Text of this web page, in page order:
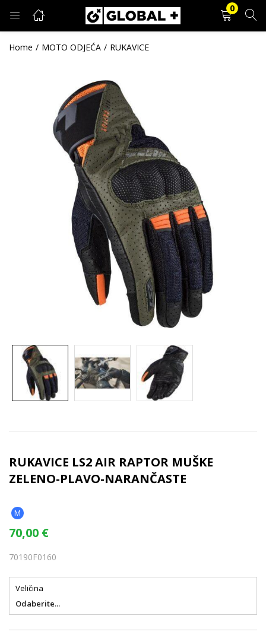
0
PRIJAVA REGISTRACIJA
Unesite svoje korisničko ime i lozinku.
Prijava
Zaboravljena lozinka?
Home MOTO ODJEĆA RUKAVICE
RUKAVICE LS2 AIR RAPTOR MUŠKE
ZELENO-PLAVO-NARANČASTE
M
70,00 €
70190F0160
Veličina
Odaberite...